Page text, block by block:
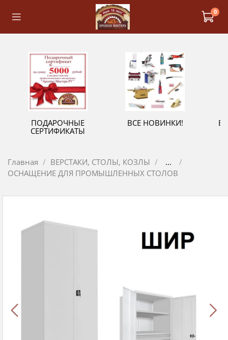
0
ПОДАРОЧНЫЕ
СЕРТИФИКАТЫ
ВСЕ НОВИНКИ!
Главная ВЕРСТАКИ, СТОЛЫ, КОЗЛЫ
...
ОСНАЩЕНИЕ ДЛЯ ПРОМЫШЛЕННЫХ СТОЛОВ